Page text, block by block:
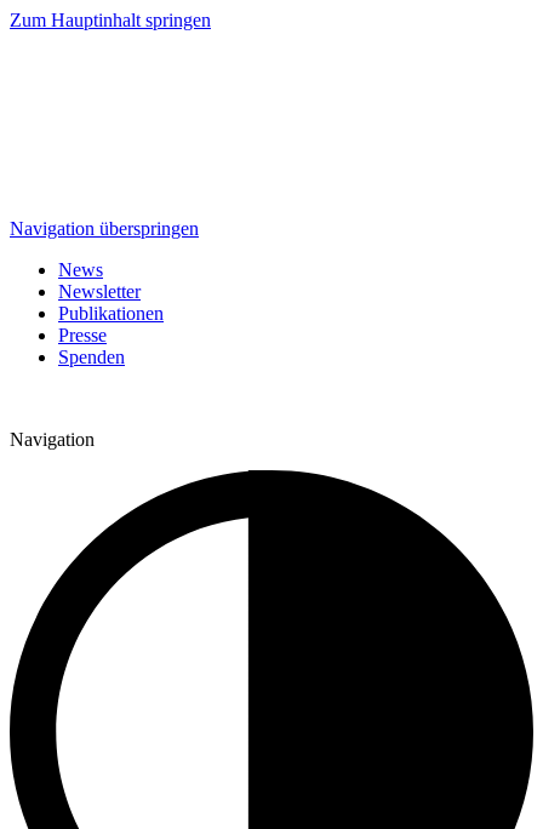
Zum Hauptinhalt springen
Navigation überspringen
News
Newsletter
Publikationen
Presse
Spenden
Navigation